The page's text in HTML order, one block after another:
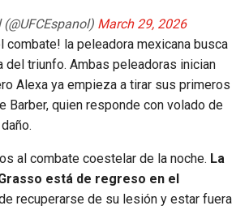
March 29, 2026
combate! la peleadora mexicana busca
del triunfo. Ambas peleadoras inician
Alexa ya empieza a tirar sus primeros
Barber, quien responde con volado de
al combate coestelar de la noche. La
está de regreso en el
recuperarse de su lesión y estar fuera